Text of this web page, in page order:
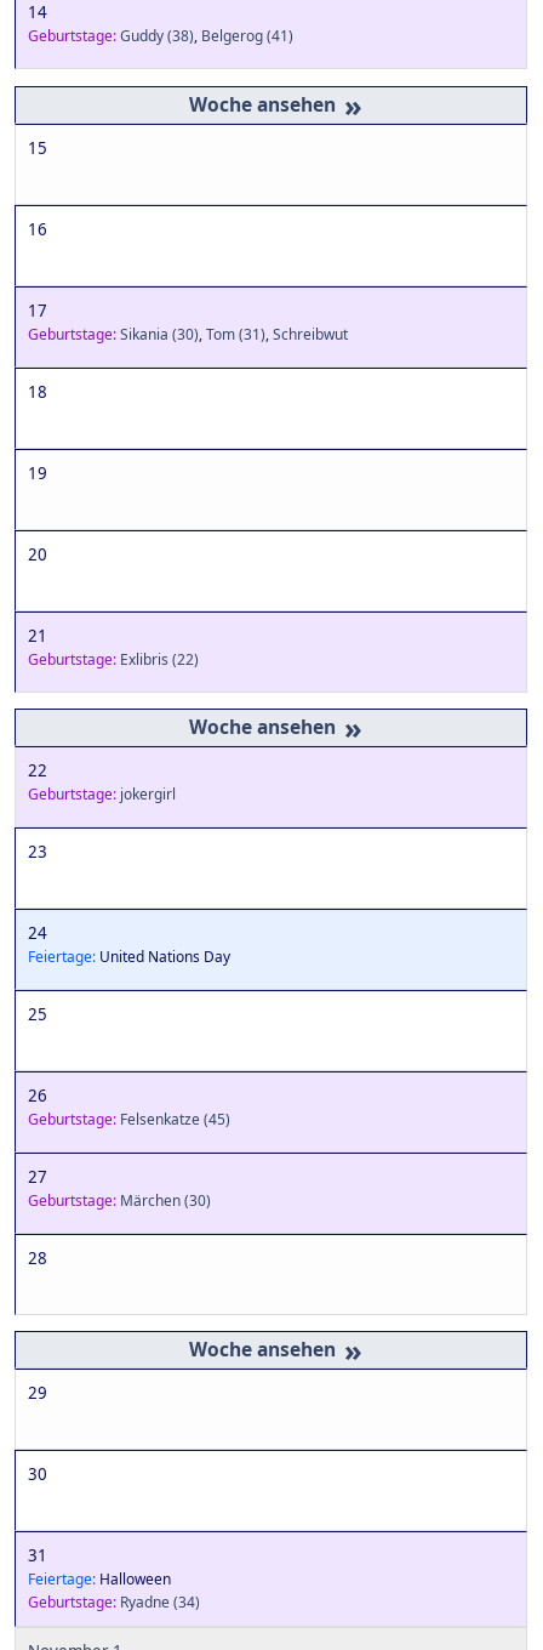
14
Geburtstage:Guddy(38), Belgerog(41)
»
15
16
17
Geburtstage:Sikania (30),Tom(31),Schreibwut
18
19
20
21
Geburtstage: Exlibris (22)
»
22
Geburtstage: jokergirl
23
24
Feiertage: United Nations Day
25
26
Geburtstage: Felsenkatze(45)
27
Geburtstage: Märchen(30)
28
»
29
30
31
Feiertage: Halloween
Geburtstage: Ryadne(34)